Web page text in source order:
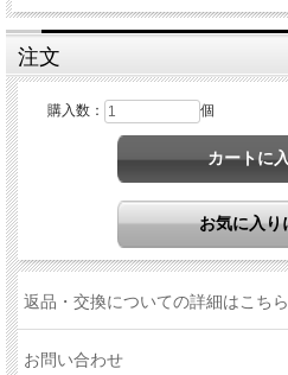
注文
購入数： 個
返品・交換についての詳細はこちら
お問い合わせ